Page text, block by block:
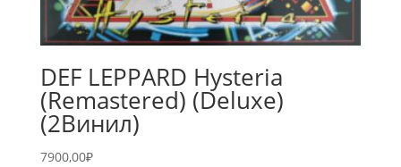
DEF LEPPARD Hysteria
(Remastered) (Deluxe)
(2Винил)
7900,00₽